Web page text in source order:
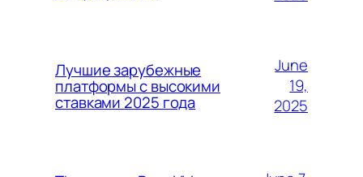
Лучшие зарубежные
платформы с высокими
ставками 2025 года
June
19,
2025